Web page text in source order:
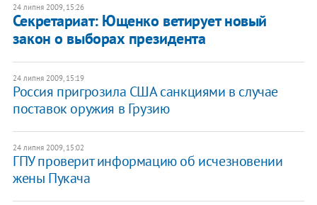
24 липня 2009, 15:26
Секретариат: Ющенко ветирует новый
закон о выборах президента
24 липня 2009, 15:19
Россия пригрозила США санкциями в случае
поставок оружия в Грузию
24 липня 2009, 15:02
ГПУ проверит информацию об исчезновении
жены Пукача